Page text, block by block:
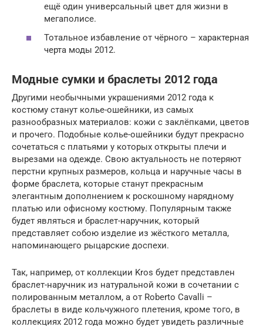
ещё один универсальный цвет для жизни в
мегаполисе.
Тотальное избавление от чёрного – характерная
черта моды 2012.
Модные сумки и браслеты 2012 года
Другими необычными украшениями 2012 года к
костюму станут колье-ошейники, из самых
разнообразных материалов: кожи с заклёпками, цветов
и прочего. Подобные колье-ошейники будут прекрасно
сочетаться с платьями у которых открыты плечи и
вырезами на одежде. Свою актуальность не потеряют
перстни крупных размеров, кольца и наручные часы в
форме браслета, которые станут прекрасным
элегантным дополнением к роскошному нарядному
платью или офисному костюму. Популярным также
будет являться и браслет-наручник, который
представляет собою изделие из жёсткого металла,
напоминающего рыцарские доспехи.
Так, например, от коллекции Kros будет представлен
браслет-наручник из натуральной кожи в сочетании с
полированным металлом, а от Roberto Cavalli –
браслеты в виде кольчужного плетения, кроме того, в
коллекциях 2012 года можно будет увидеть различные